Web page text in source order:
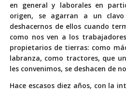
en general y laborales en
origen, se agarran a un
deshacernos de ellos cuando
como nos ven a los
propietarios de tierras: como
labranza, como tractores, que
les convenimos, se deshacen de
Hace escasos diez años, con la